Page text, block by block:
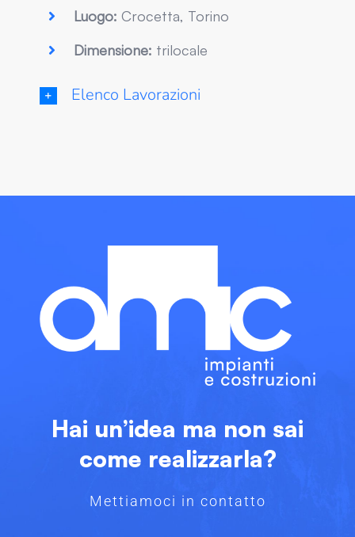
Luogo: Crocetta, Torino
Dimensione: trilocale
Elenco Lavorazioni
Hai un’idea ma non sai
come realizzarla?
Mettiamoci in contatto